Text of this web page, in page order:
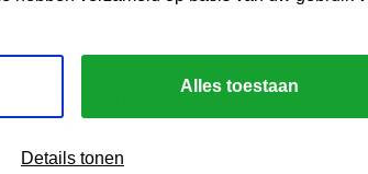
Alles toestaan
Details tonen